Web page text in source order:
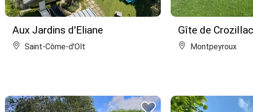
Aux Jardins d'Eliane
Saint-Côme-d'Olt
Gîte de Crozillac
Montpeyroux